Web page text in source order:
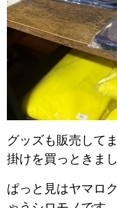
グッズも販売して
掛けを買っときまし
ぱっと見はヤマロ